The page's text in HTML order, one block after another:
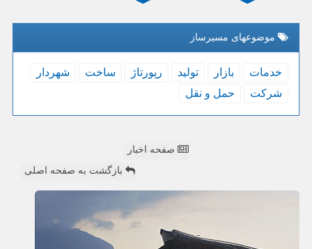
موضوعهای مسیرساز
خدمات بازار تولید رپورتاژ ساخت
شهردار
شركت
حمل و نقل
صفحه اخبار
بازگشت به صفحه اصلی